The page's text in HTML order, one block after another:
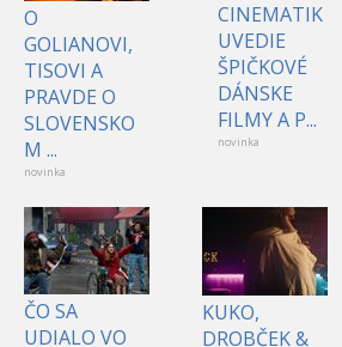
O
GOLIANOVI,
TISOVI A
PRAVDE O
SLOVENSKO
M ...
novinka
CINEMATIK
UVEDIE
ŠPIČKOVÉ
DÁNSKE
FILMY A P...
novinka
ČO SA
UDIALO VO
KUKO,
DROBČEK &